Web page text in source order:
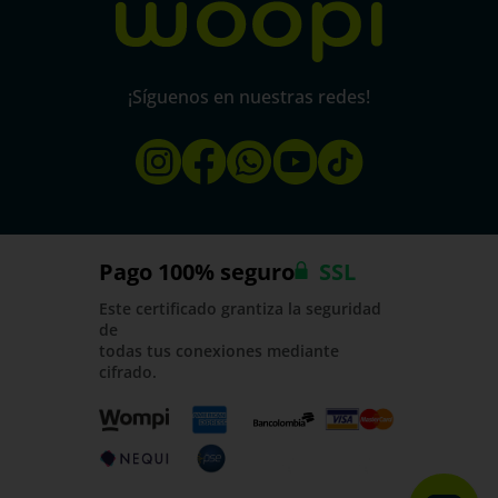
¡Síguenos en nuestras redes!
Pago 100% seguro SSL
Este certificado grantiza la seguridad
de
todas tus conexiones mediante
cifrado.